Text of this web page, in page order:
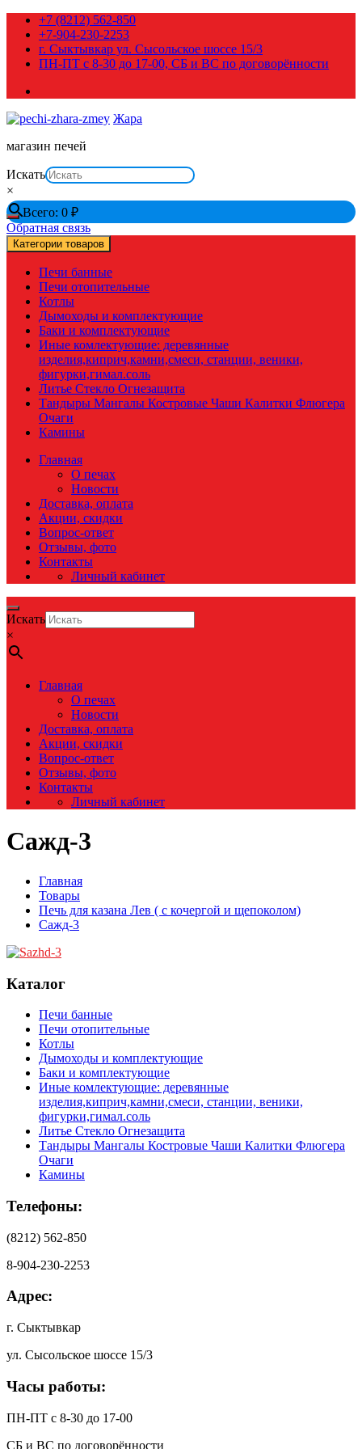
Перейти
содержимому
+7 (8212) 562-850
+7-904-230-2253
г. Сыктывкар ул. Сысольское шоссе 15/3
ПН-ПТ с 8-30 до 17-00, СБ и ВС по договорённости
Жара
магазин печей
Искать
×
Всего: 0 ₽
Обратная связь
Категории товаров
Печи банные
Печи отопительные
Котлы
Дымоходы и комплектующие
Баки и комплектующие
Иные комлектующие: деревянные
изделия,киприч,камни,смеси, станции, веники,
фигурки,гимал.соль
Литье Стекло Огнезащита
Тандыры Мангалы Костровые Чаши Калитки Флюгера
Очаги
Камины
Главная
О печах
Новости
Доставка, оплата
Акции, скидки
Вопрос-ответ
Отзывы, фото
Контакты
Личный кабинет
Искать
×
Главная
О печах
Новости
Доставка, оплата
Акции, скидки
Вопрос-ответ
Отзывы, фото
Контакты
Личный кабинет
Сажд-3
Главная
Товары
Печь для казана Лев ( с кочергой и щепоколом)
Сажд-3
Каталог
Печи банные
Печи отопительные
Котлы
Дымоходы и комплектующие
Баки и комплектующие
Иные комлектующие: деревянные
изделия,киприч,камни,смеси, станции, веники,
фигурки,гимал.соль
Литье Стекло Огнезащита
Тандыры Мангалы Костровые Чаши Калитки Флюгера
Очаги
Камины
Телефоны:
(8212) 562-850
8-904-230-2253
Адрес:
г. Сыктывкар
ул. Сысольское шоссе 15/3
Часы работы:
ПН-ПТ с 8-30 до 17-00
СБ и ВС по договорённости